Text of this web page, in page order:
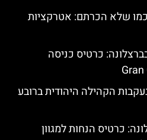
שלא הכרתם: אטרקציות
כרטיס כניסה
הקהילה היהודית ברובע
כרטיס הנחות למגוון